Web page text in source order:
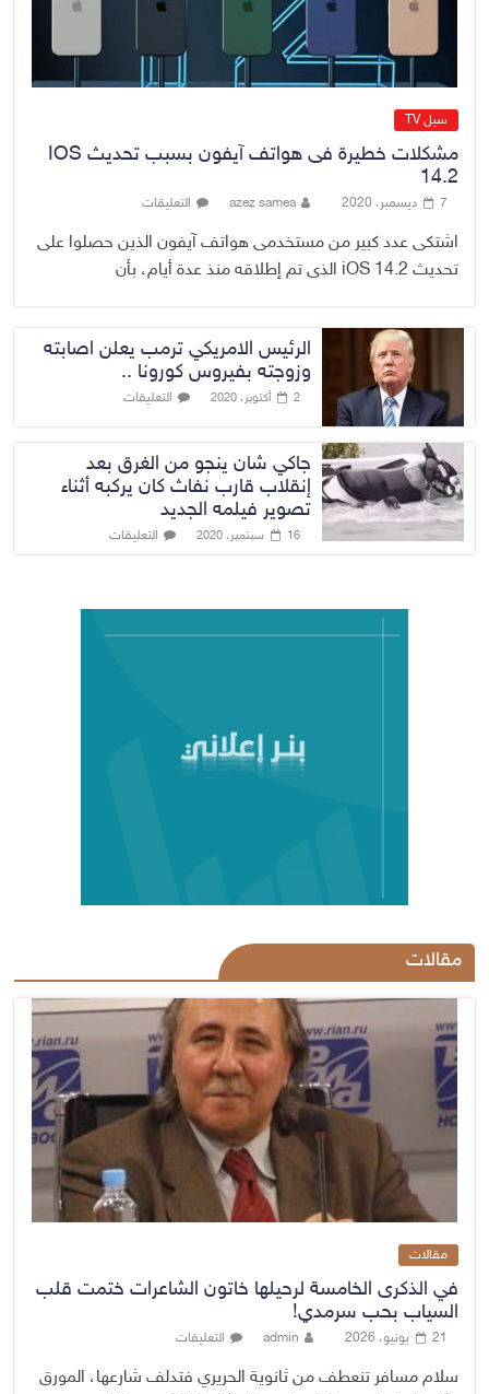
سيل TV
مشكلات خطيرة فى هواتف آيفون بسبب تحديث IOS
14.2
7 ديسمبر، 2020 azez samea التعليقات
اشتكى عدد كبير من مستخدمى هواتف آيفون الذين حصلوا على
تحديث iOS 14.2 الذى تم إطلاقه منذ عدة أيام، بأن
الرئيس الامريكي ترمب يعلن اصابته
وزوجته بفيروس كورونا ..
2 أكتوبر، 2020 التعليقات
جاكي شان ينجو من الغرق بعد
إنقلاب قارب نفاث كان يركبه أثناء
تصوير فيلمه الجديد
16 سبتمبر، 2020 التعليقات
مقالات
مقالات
في الذكرى الخامسة لرحيلها خاتون الشاعرات ختمت قلب
السياب بحب سرمدي!
21 يونيو، 2026 admin التعليقات
سلام مسافر تنعطف من ثانوية الحريري فتدلف شارعها، المورق